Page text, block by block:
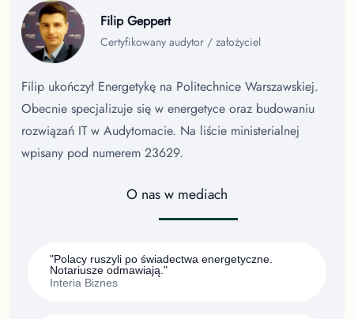
Filip Geppert
Certyfikowany audytor / założyciel
Filip ukończył Energetykę na Politechnice Warszawskiej.
Obecnie specjalizuje się w energetyce oraz budowaniu
rozwiązań IT w Audytomacie. Na liście ministerialnej
wpisany pod numerem 23629.
O nas w mediach
"Polacy ruszyli po świadectwa energetyczne.
Notariusze odmawiają."
Interia Biznes